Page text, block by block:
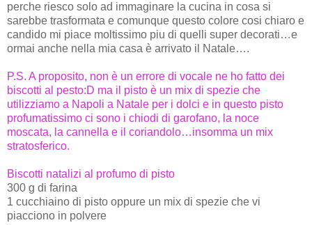
perche riesco solo ad immaginare la cucina in cosa si
sarebbe trasformata e comunque questo colore cosi chiaro e
candido mi piace moltissimo piu di quelli super decorati…e
ormai anche nella mia casa è arrivato il Natale….
P.S. A proposito, non è un errore di vocale ne ho fatto dei
biscotti al pesto:D ma il pisto è un mix di spezie che
utilizziamo a Napoli a Natale per i dolci e in questo pisto
profumatissimo ci sono i chiodi di garofano, la noce
moscata, la cannella e il coriandolo…insomma un mix
stratosferico.
Biscotti natalizi al profumo di pisto
300 g di farina
1 cucchiaino di pisto oppure un mix di spezie che vi
piacciono in polvere